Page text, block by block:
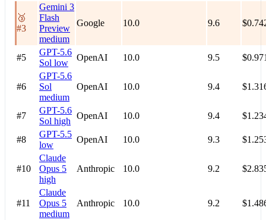
🥉
#3
Gemini 3
Flash
Preview
medium
Google 10.0 9.6
#5
GPT-5.6
Sol low
OpenAI 10.0 9.5
#6
GPT-5.6
Sol
medium
OpenAI 10.0 9.4
#7
GPT-5.6
Sol high
OpenAI 10.0 9.4
#8
GPT-5.5
low
OpenAI 10.0 9.3
#10
Claude
Opus 5
high
Anthropic 10.0 9.2
#11
Claude
Opus 5
medium
Anthropic 10.0 9.2